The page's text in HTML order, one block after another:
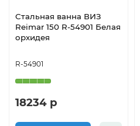
Стальная ванна ВИЗ
Reimar 150 R-54901 Белая
орхидея
R-54901
18234 р